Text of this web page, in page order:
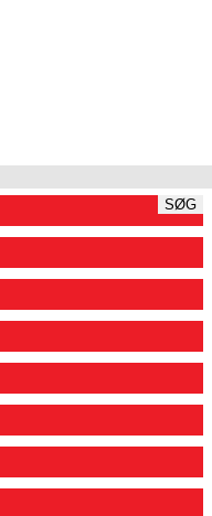
SØG